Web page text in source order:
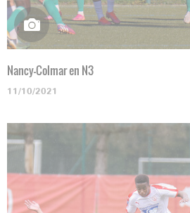
Nancy-Colmar en N3
11/10/2021